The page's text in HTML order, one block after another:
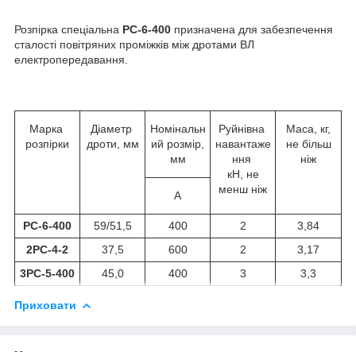
Розпірка спеціальна РС-6-400 призначена для забезпечення
сталості повітряних проміжків між дротами ВЛ
електропередавання.
Марка
розпірки
Діаметр
дроти, мм
Номінальн
ий розмір,
мм
Руйнівна
навантаже
ння
кН, не
менш ніж
Маса, кг,
не більш
ніж
А
РС-6-400 59/51,5 400 2
3,84
2РС-4-2
37,5 600 2
3,17
3РС-5-400
45,0 400 3 3,3
Приховати